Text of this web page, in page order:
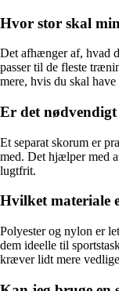
Hvor stor skal
Det afhænger af, hvad
passer til de fleste
mere, hvis du skal
Er det
Et separat skorum er
med. Det hjælper med
lugtfrit.
Hvilket materiale
Polyester og nylon er
dem ideelle til
kræver lidt mere